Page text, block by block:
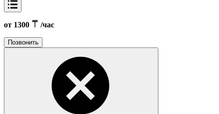
от 1300 /час
Позвонить